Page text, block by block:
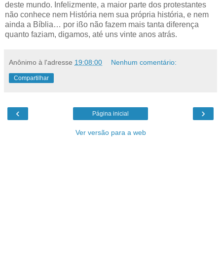
deste mundo. Infelizmente, a maior parte dos protestantes
não conhece nem História nem sua própria história, e nem
ainda a Bíblia… por ißo não fazem mais tanta diferença
quanto faziam, digamos, até uns vinte anos atrás.
Anônimo à l'adresse 19:08:00 Nenhum comentário:
Compartilhar
‹ ›
Página inicial
Ver versão para a web